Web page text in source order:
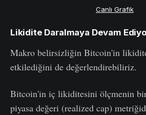
Canlı Grafik
Likidite Daralmaya Devam
Makro belirsizliğin Bitcoin'in
etkilediğini de değerlendirebiliriz.
Bitcoin'in iç likiditesini ölçmenin
piyasa değeri (realized cap)